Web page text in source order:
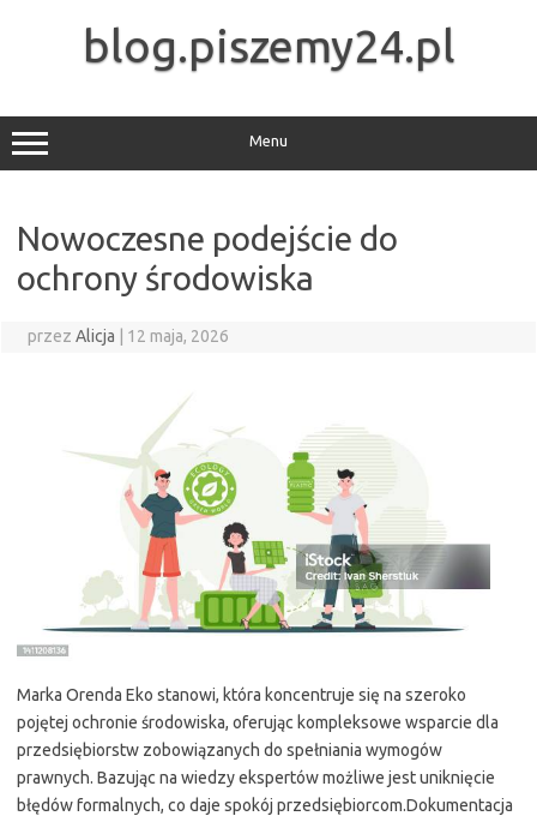
blog.piszemy24.pl
Menu
Nowoczesne podejście do
ochrony środowiska
przez Alicja 12 maja, 2026
Marka Orenda Eko stanowi, która koncentruje się na szeroko
pojętej ochronie środowiska, oferując kompleksowe wsparcie dla
przedsiębiorstw zobowiązanych do spełniania wymogów
prawnych. Bazując na wiedzy ekspertów możliwe jest uniknięcie
błędów formalnych, co daje spokój przedsiębiorcom.Dokumentacja